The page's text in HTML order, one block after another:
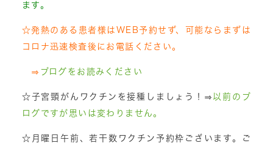
ます。
☆発熱のある患者様はWEB予約せず、可能ならまずは
コロナ迅速検査後に お電話ください。
⇒ ブログをお読みください
☆子宮頸がんワクチンを接種しましょう！⇒ 以前のブ
ログですが思いは変わりません。
☆月曜日午前、若干数ワクチン予約枠ございます。ご